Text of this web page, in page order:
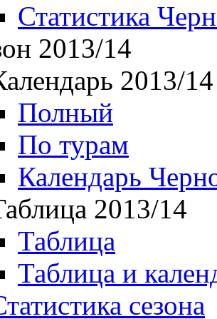
Статистика
2013/14
2013/14
Полный
По турам
Календарь
2013/14
Таблица
Таблица и
сезона